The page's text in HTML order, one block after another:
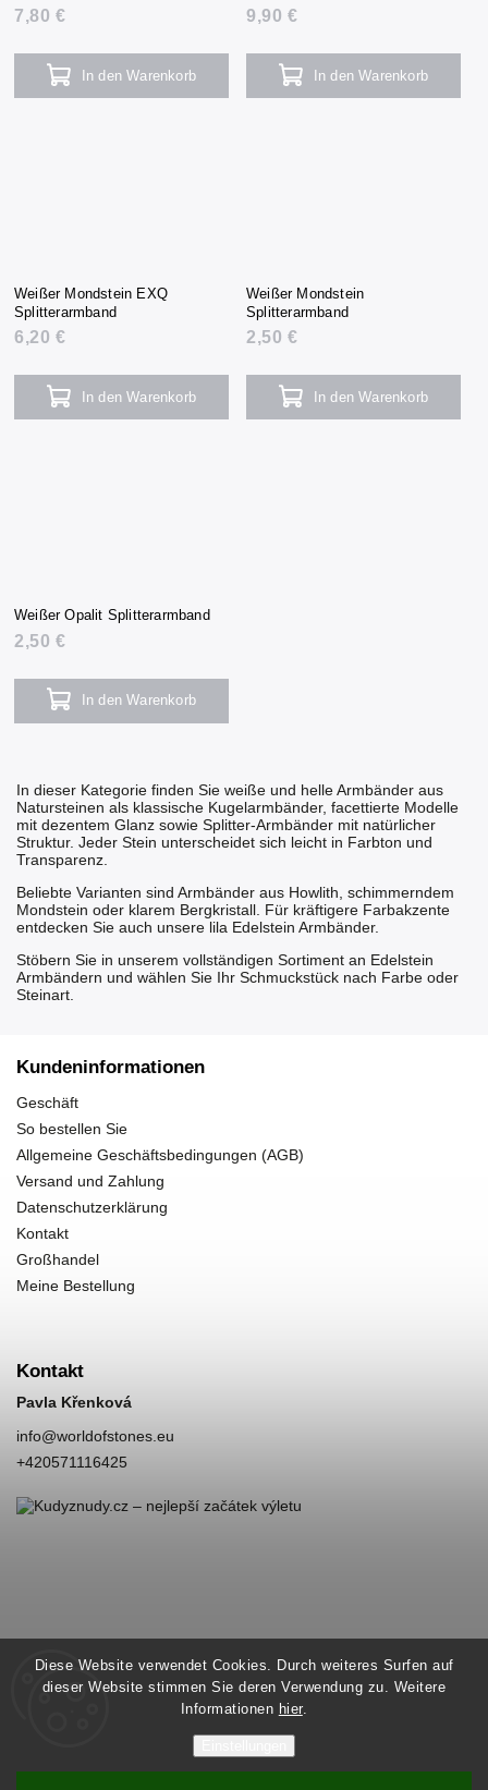
Diese Website verwendet Cookies. Durch weiteres Surfen auf
dieser Website stimmen Sie deren Verwendung zu. Weitere
Informationen hier.
7,80 €
In den Warenkorb
9,90 €
In den Warenkorb
Weißer Mondstein EXQ
Splitterarmband
6,20 €
In den Warenkorb
Weißer Mondstein
Splitterarmband
2,50 €
In den Warenkorb
Weißer Opalit Splitterarmband
2,50 €
In den Warenkorb
In dieser Kategorie finden Sie weiße und helle Armbänder aus
Natursteinen als klassische Kugelarmbänder, facettierte Modelle
mit dezentem Glanz sowie Splitter-Armbänder mit natürlicher
Struktur. Jeder Stein unterscheidet sich leicht in Farbton und
Transparenz.
Beliebte Varianten sind Armbänder aus Howlith , schimmerndem
Mondstein oder klarem Bergkristall . Für kräftigere Farbakzente
entdecken Sie auch unsere lila Edelstein Armbänder.
Stöbern Sie in unserem vollständigen Sortiment an Edelstein
Armbändern und wählen Sie Ihr Schmuckstück nach Farbe oder
Steinart.
Kundeninformationen
Geschäft
So bestellen Sie
Allgemeine Geschäftsbedingungen (AGB)
Versand und Zahlung
Datenschutzerklärung
Kontakt
Großhandel
Meine Bestellung
Kontakt
Pavla Křenková
info@worldofstones.eu
+420571116425